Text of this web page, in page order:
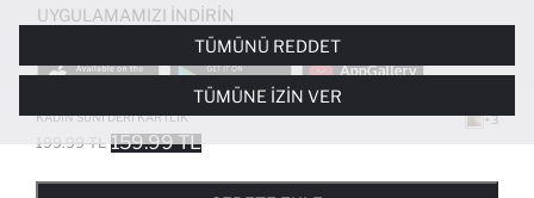
KADIN SUNI DERI KARTLIK
199.99 TL 159.99 TL
+3
UYGULAMAMIZI İNDIRIN
POPÜLER KATEGORILER
ÜÇÜNCÜ TARAF ÇEREZLER ISE SIZE DAHA IYI BIR ALIŞVERIŞ
DENEYIMI SUNULABILMESI, SITEMIZIN DAHA IŞLEVSEL KILINMASI VE
KIŞISELLEŞTIRMESI VE AÇIK RIZA VERMENIZ HALINDE, SIZLERE
YÖNELIK PAZARLAMA FAALIYETLERININ YAPILMASI AMAÇLARIYLA
SINIRLI OLARAK KULLANILACAKTIR. ÇEREZLERE DAIR TERCIHLERINIZI
ÇEREZ TERCIHLERIPANELI ARACILIĞIYLA HER ZAMAN YÖNETEBILIR,
ÇEREZLERLE ILGILI DAHA DETAYLI BILGIYE
TÜMÜNÜ REDDET
TÜMÜNE İZIN VER